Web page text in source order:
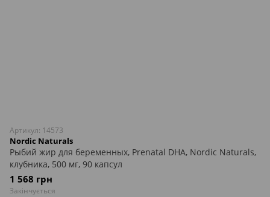
Артикул: 14573
Nordic Naturals
Рыбий жир для беременных, Prenatal DHA, Nordic Naturals,
клубника, 500 мг, 90 капсул
1 568 грн
Закінчується